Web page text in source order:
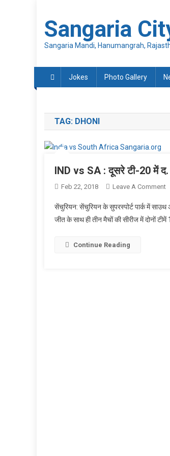
content
Sangaria
Sangaria Mandi, Hanumangrah,
Jokes Photo Gallery
TAG: DHONI
IND vs SA : दूसरे टी-20 में द.
Feb 22, 2018 Leave A CommentOn
सेंचुरियन: सेंचुरियन के सुपरस्पोर्ट पार्क में
जीत के साथ ही तीन मैचों की सीरीज में दोनों
Continue Reading